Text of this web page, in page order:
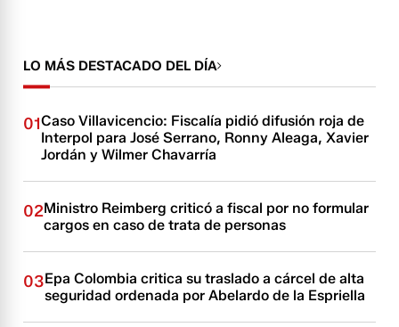
LO MÁS DESTACADO DEL DÍA
01Caso Villavicencio: Fiscalía pidió difusión roja de
Interpol para José Serrano, Ronny Aleaga, Xavier
Jordán y Wilmer Chavarría
02Ministro Reimberg criticó a fiscal por no formular
cargos en caso de trata de personas
03Epa Colombia critica su traslado a cárcel de alta
seguridad ordenada por Abelardo de la Espriella